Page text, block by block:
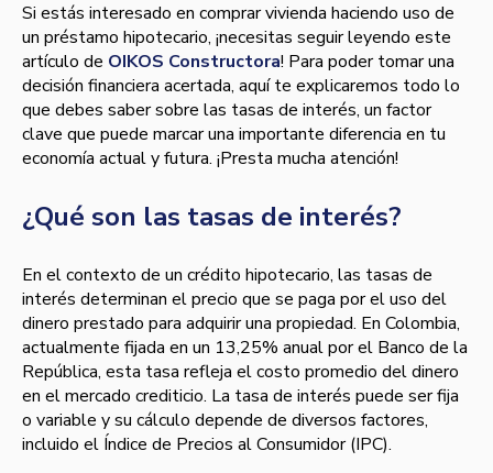
Si estás interesado en comprar vivienda haciendo uso de
un préstamo hipotecario, ¡necesitas seguir leyendo este
artículo de OIKOS Constructora! Para poder tomar una
decisión financiera acertada, aquí te explicaremos todo lo
que debes saber sobre las tasas de interés, un factor
clave que puede marcar una importante diferencia en tu
economía actual y futura. ¡Presta mucha atención!
¿Qué son las tasas de interés?
En el contexto de un crédito hipotecario, las tasas de
interés determinan el precio que se paga por el uso del
dinero prestado para adquirir una propiedad. En Colombia,
actualmente fijada en un 13,25% anual por el Banco de la
República, esta tasa refleja el costo promedio del dinero
en el mercado crediticio. La tasa de interés puede ser fija
o variable y su cálculo depende de diversos factores,
incluido el Índice de Precios al Consumidor (IPC).